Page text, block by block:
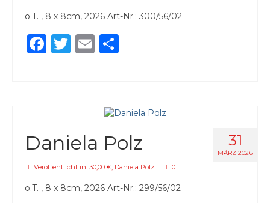
o.T. , 8 x 8cm, 2026 Art-Nr.: 300/56/02
Facebook
Twitter
Email
31
MÄRZ 2026
Daniela Polz
Veröffentlicht in: 30,00 €, Daniela Polz | 0
o.T. , 8 x 8cm, 2026 Art-Nr.: 299/56/02